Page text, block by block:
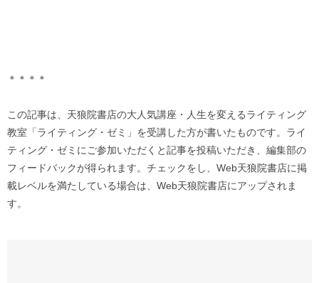
＊＊＊＊
この記事は、天狼院書店の大人気講座・人生を変えるライティング
教室「ライティング・ゼミ」を受講した方が書いたものです。ライ
ティング・ゼミにご参加いただくと記事を投稿いただき、編集部の
フィードバックが得られます。チェックをし、Web天狼院書店に掲
載レベルを満たしている場合は、Web天狼院書店にアップされま
す。